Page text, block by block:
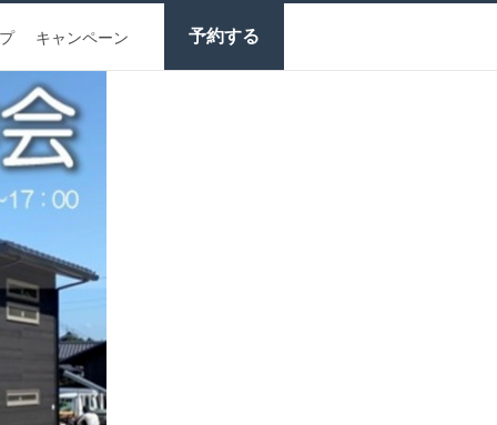
キャンペーン 予約する